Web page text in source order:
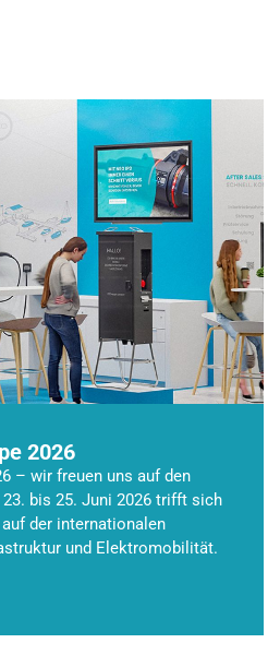
2026
– wir freuen uns auf den
bis 25. Juni 2026 trifft sich
der internationalen
und Elektromobilität.